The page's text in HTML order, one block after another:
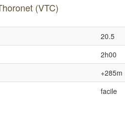
(VTC)
20.5
2h00
+285m
facile